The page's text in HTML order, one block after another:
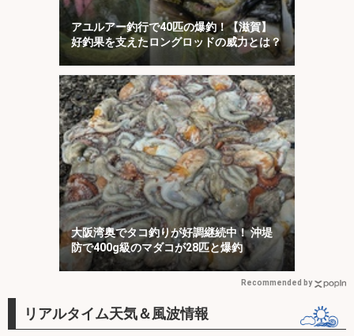
アユルアー釣行で40匹の爆釣！【滋賀】
好釣果を支えたロングロッドの威力とは？
大阪湾奥でタコ釣りが好調継続中！ 沖堤
防で400g級のマダコが28匹と爆釣
Recommended by
リアルタイム天気＆風波情報